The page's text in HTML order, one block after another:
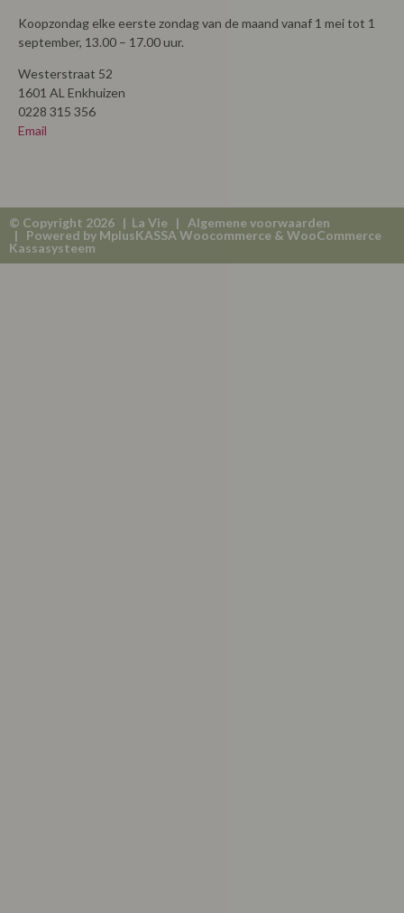
Koopzondag elke eerste zondag van de maand vanaf 1 mei tot 1
september, 13.00 – 17.00 uur.
Westerstraat 52
1601 AL Enkhuizen
0228 315 356
Email
© Copyright 2026 | La Vie | Algemene voorwaarden
| Powered by MplusKASSA Woocommerce & WooCommerce
Kassasysteem